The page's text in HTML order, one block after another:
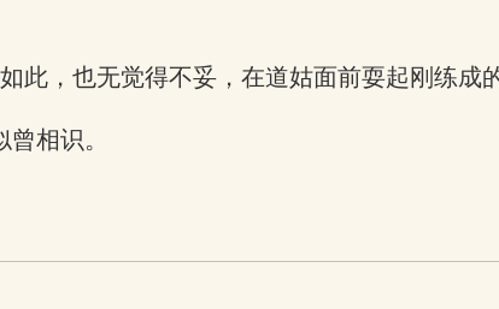
，也无觉得不妥，在道姑面前耍起刚练成
相识。